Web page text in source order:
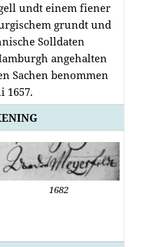
undt einem fiener
grundt und
Solldaten
angehalten
Sachen benommen
1657.
1682